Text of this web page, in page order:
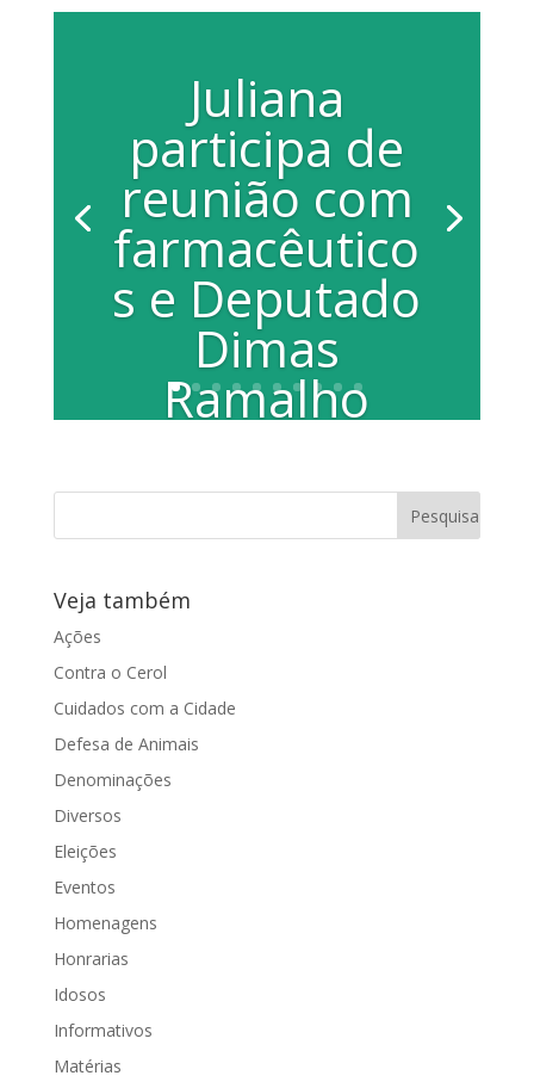
Juliana
participa de
reunião com
farmacêutico
s e Deputado
Dimas
Ramalho
Veja também
Ações
Contra o Cerol
Cuidados com a Cidade
Defesa de Animais
Denominações
Diversos
Eleições
Eventos
Homenagens
Honrarias
Idosos
Informativos
Matérias